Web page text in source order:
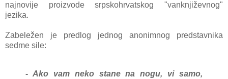
najnovije proizvode srpskohrvatskog "vanknjiževnog"
jezika.
Zabeležen je predlog jednog anonimnog predstavnika
sedme sile:
- Ako vam neko stane na nogu, vi samo,